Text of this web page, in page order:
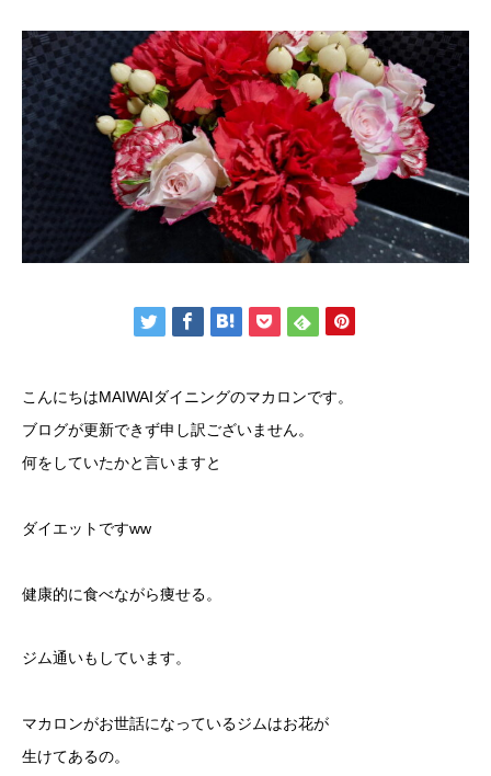
こんにちはMAIWAIダイニングのマカロンです。
ブログが更新できず申し訳ございません。
何をしていたかと言いますと
ダイエットですww
健康的に食べながら痩せる。
ジム通いもしています。
マカロンがお世話になっているジムはお花が
生けてあるの。